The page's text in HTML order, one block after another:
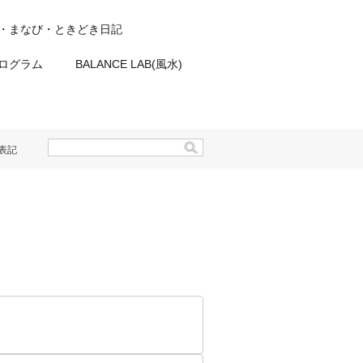
まなび・ときどき日記
グラム BALANCE LAB(風水)
記